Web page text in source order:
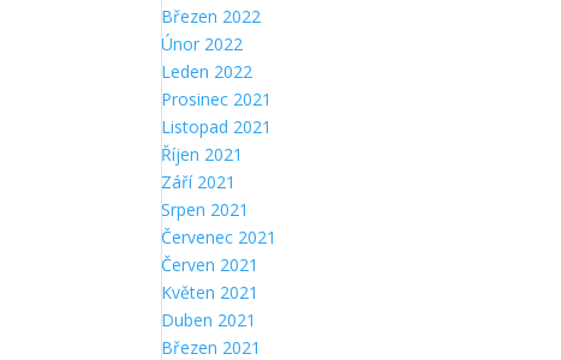
Březen 2022
Únor 2022
Leden 2022
Prosinec 2021
Listopad 2021
Říjen 2021
Září 2021
Srpen 2021
Červenec 2021
Červen 2021
Květen 2021
Duben 2021
Březen 2021